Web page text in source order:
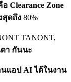
Clearance Zone
สุดถึง 80%
TANONT,
า กันนะ
แอป AI ได้ในงาน